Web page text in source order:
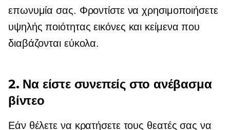
επωνυμία σας. Φροντίστε να χρησιμοποιήσετε
υψηλής ποιότητας εικόνες και κείμενα που
διαβάζονται εύκολα.
2. Να είστε συνεπείς στο ανέβασμα
βίντεο
Εάν θέλετε να κρατήσετε τους θεατές σας να